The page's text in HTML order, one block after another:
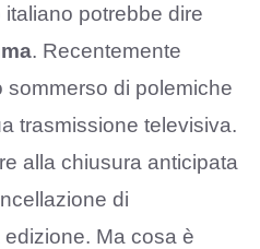
potrebbe dire
. Recentemente
sommerso di polemiche
trasmissione televisiva.
alla chiusura anticipata
di
edizione. Ma cosa è